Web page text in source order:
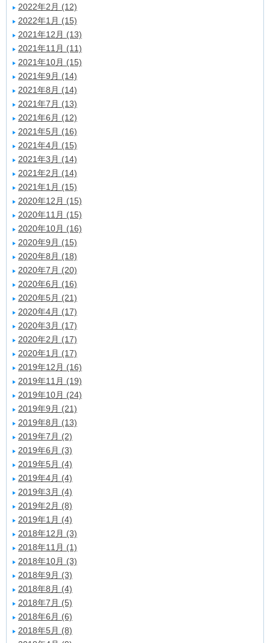
2022年2月 (12)
2022年1月 (15)
2021年12月 (13)
2021年11月 (11)
2021年10月 (15)
2021年9月 (14)
2021年8月 (14)
2021年7月 (13)
2021年6月 (12)
2021年5月 (16)
2021年4月 (15)
2021年3月 (14)
2021年2月 (14)
2021年1月 (15)
2020年12月 (15)
2020年11月 (15)
2020年10月 (16)
2020年9月 (15)
2020年8月 (18)
2020年7月 (20)
2020年6月 (16)
2020年5月 (21)
2020年4月 (17)
2020年3月 (17)
2020年2月 (17)
2020年1月 (17)
2019年12月 (16)
2019年11月 (19)
2019年10月 (24)
2019年9月 (21)
2019年8月 (13)
2019年7月 (2)
2019年6月 (3)
2019年5月 (4)
2019年4月 (4)
2019年3月 (4)
2019年2月 (8)
2019年1月 (4)
2018年12月 (3)
2018年11月 (1)
2018年10月 (3)
2018年9月 (3)
2018年8月 (4)
2018年7月 (5)
2018年6月 (6)
2018年5月 (8)